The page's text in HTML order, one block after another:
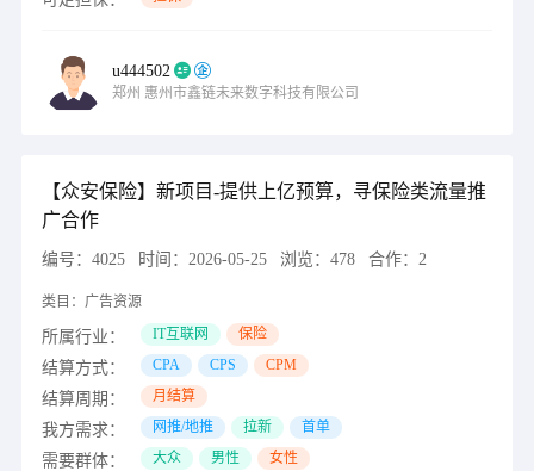
u444502
郑州 惠州市鑫链未来数字科技有限公司
【众安保险】新项目-提供上亿预算，寻保险类流量推
广合作
编号： 4025 时间： 2026-05-25 浏览： 478 合作： 2
类目： 广告资源
所属行业： IT互联网 保险
结算方式： CPA CPS CPM
结算周期： 月结算
我方需求： 网推/地推 拉新 首单
需要群体： 大众 男性 女性